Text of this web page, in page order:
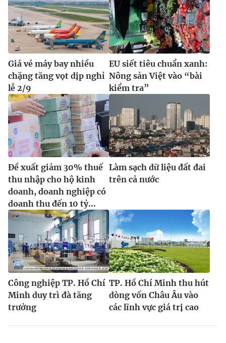
Giá vé máy bay nhiều
chặng tăng vọt dịp nghỉ
lễ 2/9
EU siết tiêu chuẩn xanh:
Nông sản Việt vào “bài
kiểm tra”
Đề xuất giảm 30% thuế
thu nhập cho hộ kinh
doanh, doanh nghiệp có
doanh thu đến 10 tỷ...
Làm sạch dữ liệu đất đai
trên cả nước
Công nghiệp TP. Hồ Chí
Minh duy trì đà tăng
trưởng
TP. Hồ Chí Minh thu hút
dòng vốn Châu Âu vào
các lĩnh vực giá trị cao